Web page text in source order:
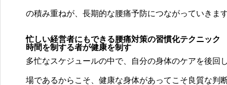
の積み重ねが、長期的な腰痛予防につながっていきま
忙しい経営者にもできる腰痛対策の習慣化テクニック
時間を制する者が健康を制す
多忙なスケジュールの中で、自分の身体のケアを後回
場であるからこそ、健康な身体があってこそ良質な判